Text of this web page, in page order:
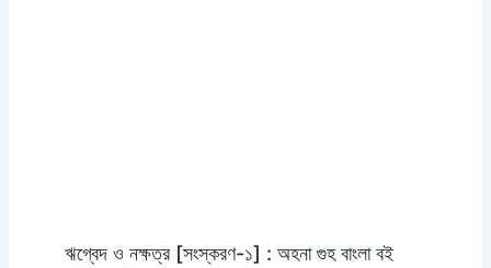
ঋগ্বেদ ও নক্ষত্র [সংস্করণ-১] : অহনা গুহ বাংলা বই